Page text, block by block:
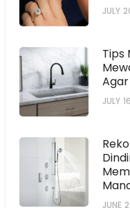
JULY
Tips
JULY
JUNE